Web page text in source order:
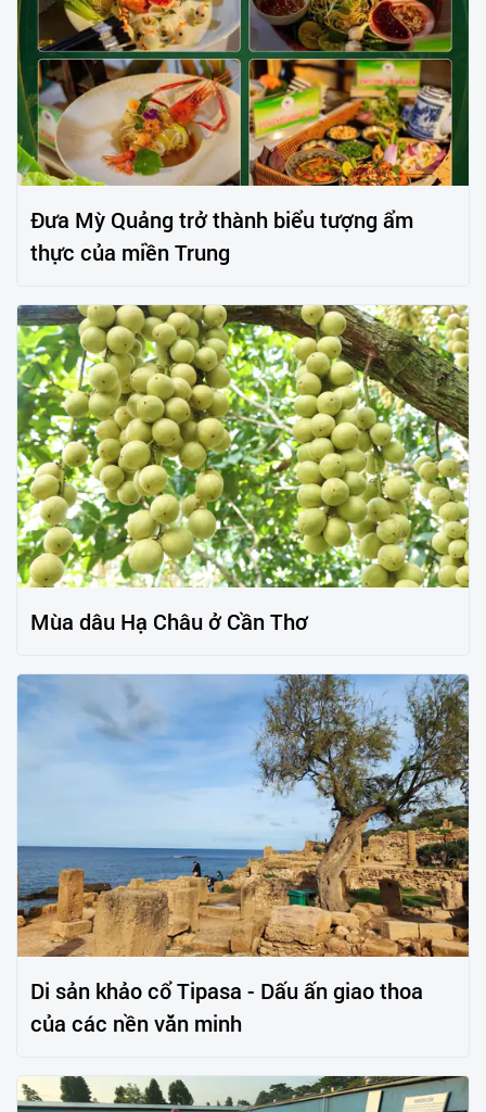
Đưa Mỳ Quảng trở thành biểu tượng ẩm
thực của miền Trung
Mùa dâu Hạ Châu ở Cần Thơ
Di sản khảo cổ Tipasa - Dấu ấn giao thoa
của các nền văn minh